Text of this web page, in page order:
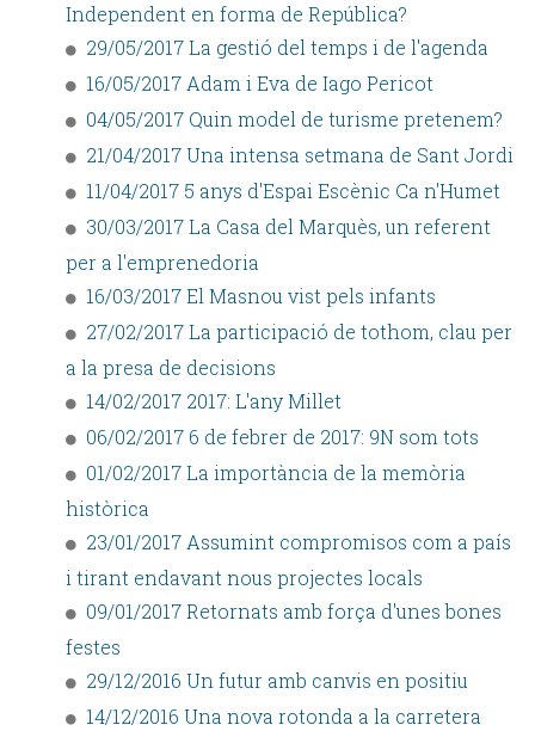
Independent en forma de República?
29/05/2017 La gestió del temps i de l'agenda
16/05/2017 Adam i Eva de Iago Pericot
04/05/2017 Quin model de turisme pretenem?
21/04/2017 Una intensa setmana de Sant Jordi
11/04/2017 5 anys d'Espai Escènic Ca n'Humet
30/03/2017 La Casa del Marquès, un referent
per a l'emprenedoria
16/03/2017 El Masnou vist pels infants
27/02/2017 La participació de tothom, clau per
a la presa de decisions
14/02/2017 2017: L'any Millet
06/02/2017 6 de febrer de 2017: 9N som tots
01/02/2017 La importància de la memòria
històrica
23/01/2017 Assumint compromisos com a país
i tirant endavant nous projectes locals
09/01/2017 Retornats amb força d'unes bones
festes
29/12/2016 Un futur amb canvis en positiu
14/12/2016 Una nova rotonda a la carretera